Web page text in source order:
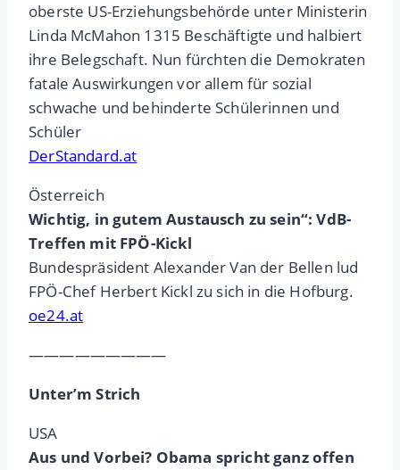
oberste US-Erziehungsbehörde unter Ministerin
Linda McMahon 1315 Beschäftigte und halbiert
ihre Belegschaft. Nun fürchten die Demokraten
fatale Auswirkungen vor allem für sozial
schwache und behinderte Schülerinnen und
Schüler
DerStandard.at
Österreich
Wichtig, in gutem Austausch zu sein“: VdB-
Treffen mit FPÖ-Kickl
Bundespräsident Alexander Van der Bellen lud
FPÖ-Chef Herbert Kickl zu sich in die Hofburg.
oe24.at
—————————
Unter’m Strich
USA
Aus und Vorbei? Obama spricht ganz offen